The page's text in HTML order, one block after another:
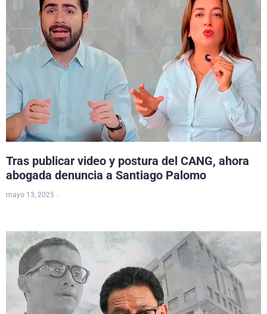
Tras publicar video y postura del CANG, ahora
abogada denuncia a Santiago Palomo
mayo 13, 2025